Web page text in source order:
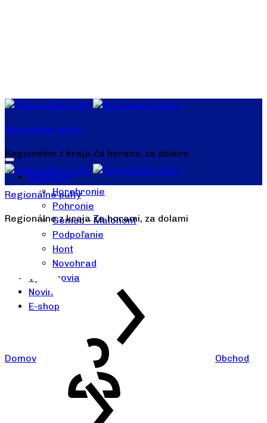
Regionálne pulty
Regionálne z kraja Za horami, za dolami
Regióny
Horehronie
Pohronie
Gemer – Malohont
Podpoľanie
Hont
Novohrad
Výrobcovia
Novinky
E-shop
Regionálne pulty
Regionálne z kraja Za horami, za dolami
Domov Obchod